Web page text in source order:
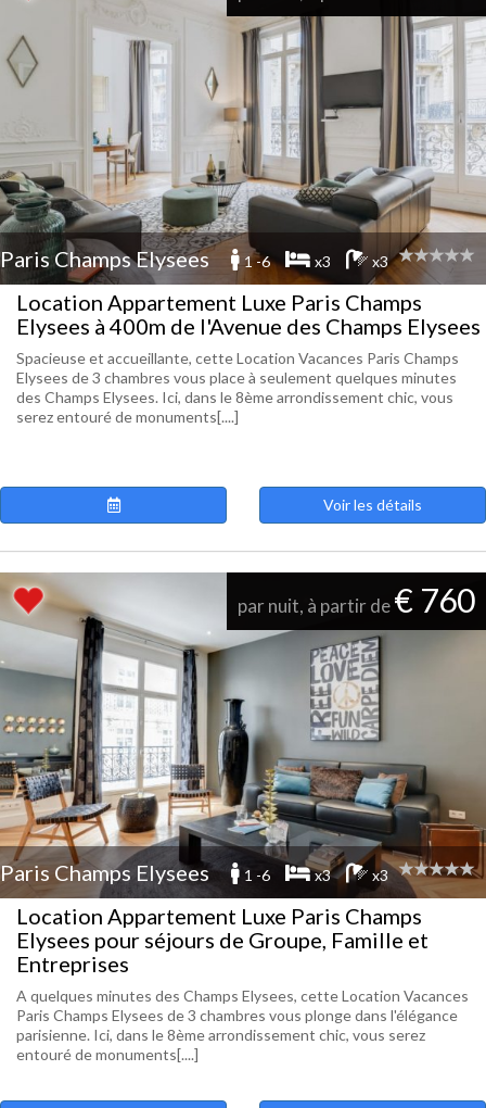
Paris Champs Elysees 1 -6 x3 x3
Location Appartement Luxe Paris Champs
Elysees à 400m de l'Avenue des Champs Elysees
Spacieuse et accueillante, cette Location Vacances Paris Champs
Elysees de 3 chambres vous place à seulement quelques minutes
des Champs Elysees. Ici, dans le 8ème arrondissement chic, vous
serez entouré de monuments[....]
Voir les détails
par nuit, à partir de€ 760
Paris Champs Elysees 1 -6 x3 x3
Location Appartement Luxe Paris Champs
Elysees pour séjours de Groupe, Famille et
Entreprises
A quelques minutes des Champs Elysees, cette Location Vacances
Paris Champs Elysees de 3 chambres vous plonge dans l'élégance
parisienne. Ici, dans le 8ème arrondissement chic, vous serez
entouré de monuments[....]